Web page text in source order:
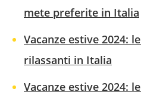
mete preferite in Italia
Vacanze estive 2024:
rilassanti in Italia
Vacanze estive 2024: